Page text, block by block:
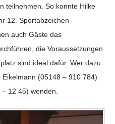
teilnehmen. So konnte Hilke
12. Sportabzeichen
auch Gäste das
die Voraussetzungen
sind ideal dafür. Wer dazu
(05148 – 910 784)
12 45) wenden.